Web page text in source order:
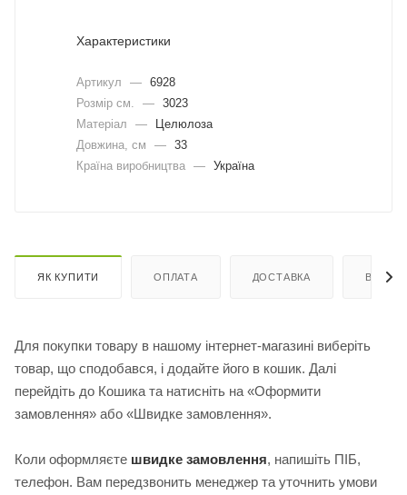
Характеристики
Артикул — 6928
Розмір см.
— 3023
Матеріал
—
Целюлоза
Довжина, cм
— 33
Країна виробництва — Україна
ЯК КУПИТИ ОПЛАТА ДОСТАВКА
Для покупки товару в нашому інтернет-магазині виберіть
товар, що сподобався, і додайте його в кошик. Далі
перейдіть до Кошика та натисніть на «Оформити
замовлення» або «Швидке замовлення».
Коли оформляєте швидке замовлення, напишіть ПІБ,
телефон. Вам передзвонить менеджер та уточнить умови